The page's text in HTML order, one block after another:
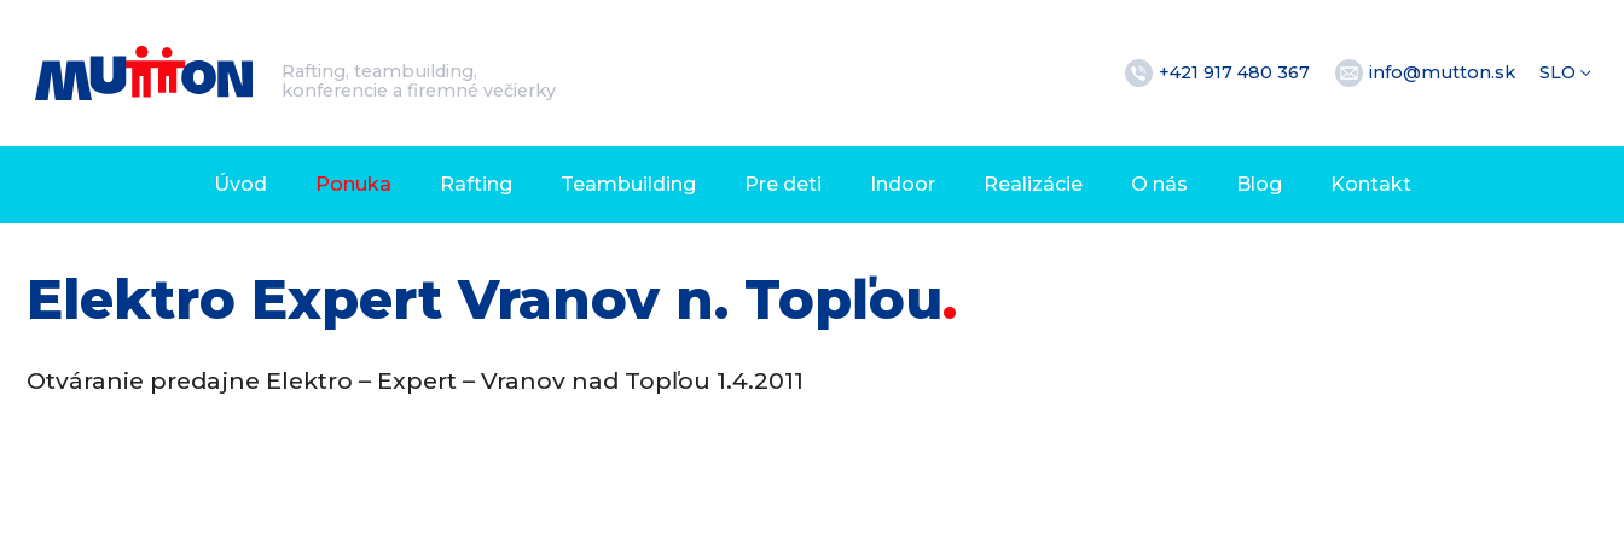
Rafting, teambuilding,
konferencie a firemné večierky
+421 917 480 367 info@mutton.sk SLO
Úvod Ponuka Rafting Teambuilding Pre deti Indoor Realizácie O nás Blog Kontakt
Elektro Expert Vranov n. Topľou
Otváranie predajne Elektro – Expert – Vranov nad Topľou 1.4.2011